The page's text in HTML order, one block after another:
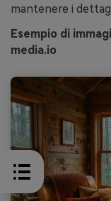
mantenere i
Esempio di
media.io